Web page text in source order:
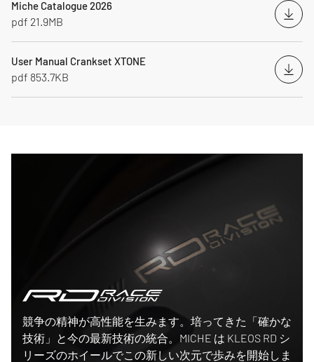
Miche Catalogue 2026
pdf 21.9MB
User Manual Crankset XTONE
pdf 853.7KB
競争の精神が高性能を生みます。培ってきた「確かな
技術」と今の最新技術の統合。MICHE は KLEOS RD シ
リーズのホイールでこの新しい次元で歩みを開始しま